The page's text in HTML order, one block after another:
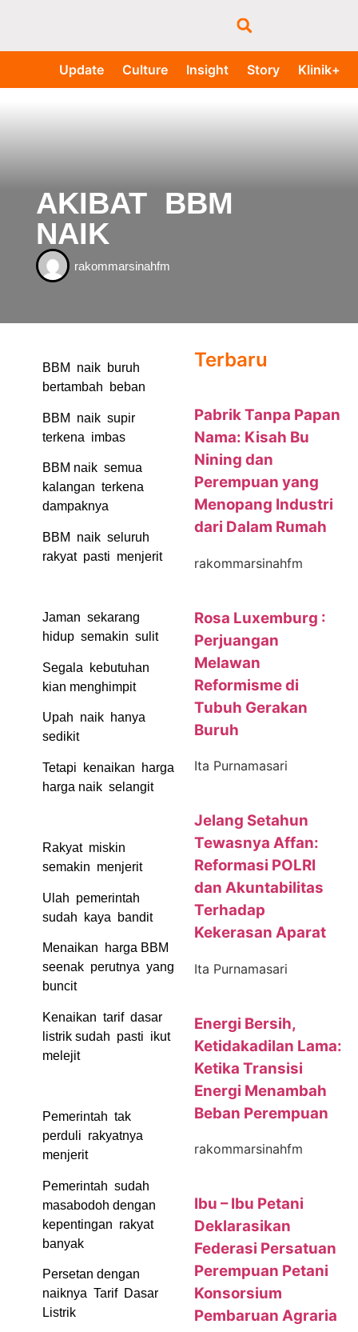
Update Culture Insight Story Klinik+
AKIBAT BBM
NAIK
rakommarsinahfm
BBM naik buruh
bertambah beban
BBM naik supir
terkena imbas
BBM naik semua
kalangan terkena
dampaknya
BBM naik seluruh
rakyat pasti menjerit
Jaman sekarang
hidup semakin sulit
Segala kebutuhan
kian menghimpit
Upah naik hanya
sedikit
Tetapi kenaikan harga
harga naik selangit
Rakyat miskin
semakin menjerit
Ulah pemerintah
sudah kaya bandit
Menaikan harga BBM
seenak perutnya yang
buncit
Kenaikan tarif dasar
listrik sudah pasti ikut
melejit
Pemerintah tak
perduli rakyatnya
menjerit
Pemerintah sudah
masabodoh dengan
kepentingan rakyat
banyak
Persetan dengan
naiknya Tarif Dasar
Listrik
Terbaru
Pabrik Tanpa Papan
Nama: Kisah Bu
Nining dan
Perempuan yang
Menopang Industri
dari Dalam Rumah
rakommarsinahfm
Rosa Luxemburg :
Perjuangan
Melawan
Reformisme di
Tubuh Gerakan
Buruh
Ita Purnamasari
Jelang Setahun
Tewasnya Affan:
Reformasi POLRI
dan Akuntabilitas
Terhadap
Kekerasan Aparat
Ita Purnamasari
Energi Bersih,
Ketidakadilan Lama:
Ketika Transisi
Energi Menambah
Beban Perempuan
rakommarsinahfm
Ibu – Ibu Petani
Deklarasikan
Federasi Persatuan
Perempuan Petani
Konsorsium
Pembaruan Agraria